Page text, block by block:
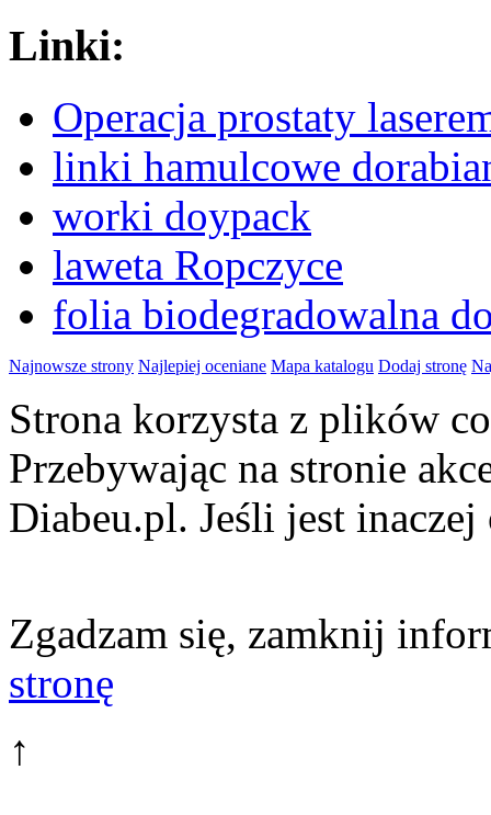
Linki:
Operacja prostaty
linki hamulcowe
worki doypack
laweta Ropczyce
folia biodegradowalna
Najnowsze strony Najlepiej oceniane Mapa katalogu Dodaj stronę
Strona korzysta z plików
Przebywając na stronie
Diabeu.pl. Jeśli jest inaczej
Zgadzam się, zamknij
stronę
↑